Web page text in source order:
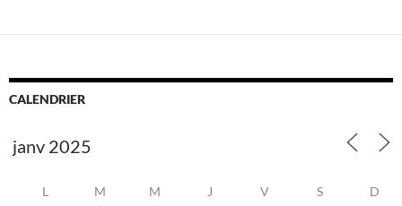
CALENDRIER
L M M J V S D